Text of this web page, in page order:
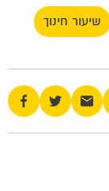
שיעור חינוך